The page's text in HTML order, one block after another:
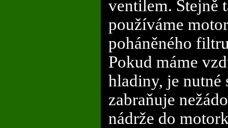
ventilem. Stejně
používáme
poháněného
Pokud máme
hladiny, je
zabraňuje
nádrže do